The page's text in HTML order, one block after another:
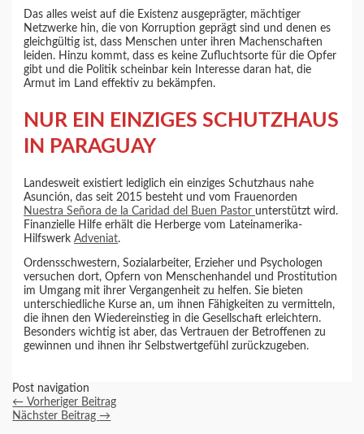
Das alles weist auf die Existenz ausgeprägter, mächtiger
Netzwerke hin, die von Korruption geprägt sind und denen es
gleichgültig ist, dass Menschen unter ihren Machenschaften
leiden. Hinzu kommt, dass es keine Zufluchtsorte für die Opfer
gibt und die Politik scheinbar kein Interesse daran hat, die
Armut im Land effektiv zu bekämpfen.
NUR EIN EINZIGES SCHUTZHAUS
IN PARAGUAY
Landesweit existiert lediglich ein einziges Schutzhaus nahe
Asunción, das seit 2015 besteht und vom Frauenorden
Nuestra Señora de la Caridad del Buen Pastor unterstützt wird.
Finanzielle Hilfe erhält die Herberge vom Lateinamerika-
HilfswerkAdveniat.
Ordensschwestern, Sozialarbeiter, Erzieher und Psychologen
versuchen dort, Opfern von Menschenhandel und Prostitution
im Umgang mit ihrer Vergangenheit zu helfen. Sie bieten
unterschiedliche Kurse an, um ihnen Fähigkeiten zu vermitteln,
die ihnen den Wiedereinstieg in die Gesellschaft erleichtern.
Besonders wichtig ist aber, das Vertrauen der Betroffenen zu
gewinnen und ihnen ihr Selbstwertgefühl zurückzugeben.
Post navigation
← Vorheriger Beitrag
Nächster Beitrag→